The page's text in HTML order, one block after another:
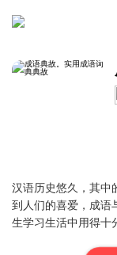
汉语历史悠久，其中
到人们的喜爱，成语
生学习生活中用得十